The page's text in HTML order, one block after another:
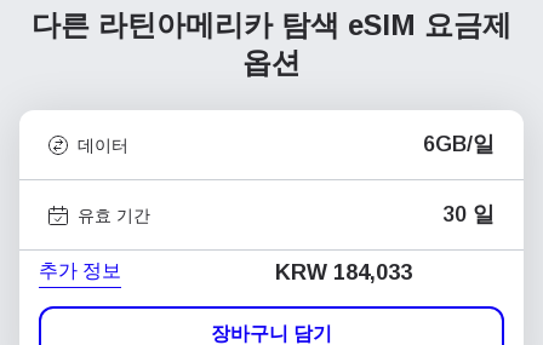
다른 라틴아메리카 탐색 eSIM 요금제
옵션
데이터 6GB/일
유효 기간 30 일
추가 정보 KRW 184,033
장바구니 담기